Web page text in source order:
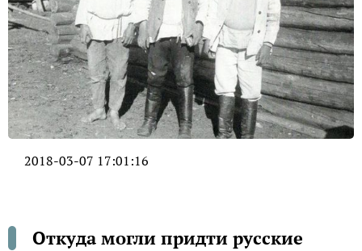
2018-03-07 17:01:16
Откуда могли придти русские